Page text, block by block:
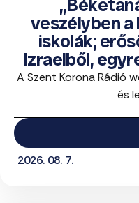
veszélyben
iskolák;
Izraelből,
A Szent Korona Rádió
és
2026. 08. 7.